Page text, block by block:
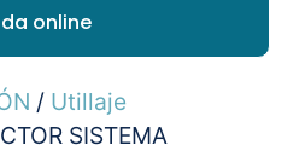
online
/ Utillaje
SISTEMA